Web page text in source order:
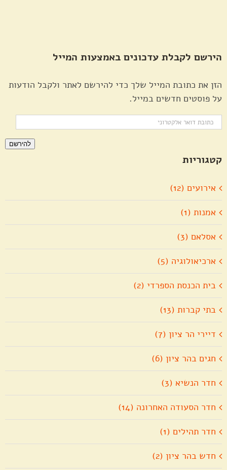
הירשם לקבלת עדכונים באמצעות המייל
הזן את כתובת המייל שלך כדי להירשם לאתר ולקבל הודעות
על פוסטים חדשים במייל.
כתובת
להירשם
קטגוריות
אירועים (12)
אמנות (1)
אסלאם (3)
ארכיאולוגיה (5)
בית הכנסת הספרדי (2)
בתי קברות (13)
דיירי הר ציון (7)
חגים בהר ציון (6)
חדר הנשיא (3)
חדר הסעודה האחרונה (14)
חדר תהילים (1)
חדש בהר ציון (2)